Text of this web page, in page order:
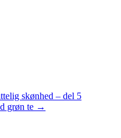
skønhed – del 5
grøn te →